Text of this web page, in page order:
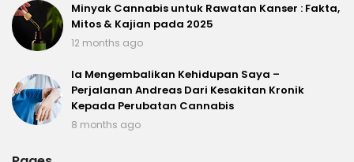
Minyak Cannabis untuk Rawatan Kanser : Fakta,
Mitos & Kajian pada 2025
12 months ago
Ia Mengembalikan Kehidupan Saya –
Perjalanan Andreas Dari Kesakitan Kronik
Kepada Perubatan Cannabis
8 months ago